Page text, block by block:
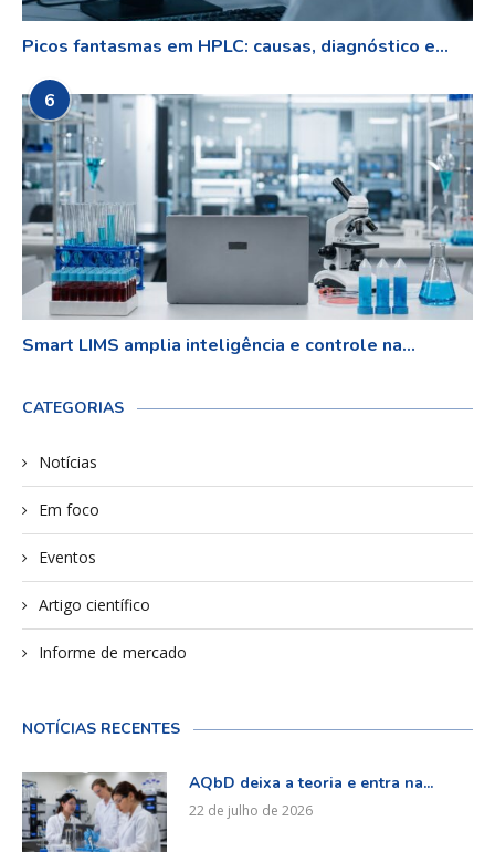
Picos fantasmas em HPLC: causas, diagnóstico e...
6
Smart LIMS amplia inteligência e controle na...
CATEGORIAS
Notícias
Em foco
Eventos
Artigo científico
Informe de mercado
NOTÍCIAS RECENTES
AQbD deixa a teoria e entra na...
22 de julho de 2026